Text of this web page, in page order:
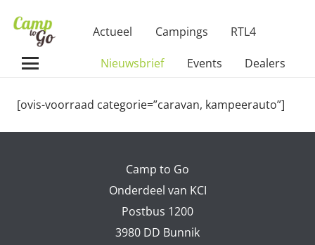
Actueel Campings RTL4
Nieuwsbrief Events Dealers
[ovis-voorraad categorie=”caravan, kampeerauto”]
Camp to Go
Onderdeel van KCI
Postbus 1200
3980 DD Bunnik